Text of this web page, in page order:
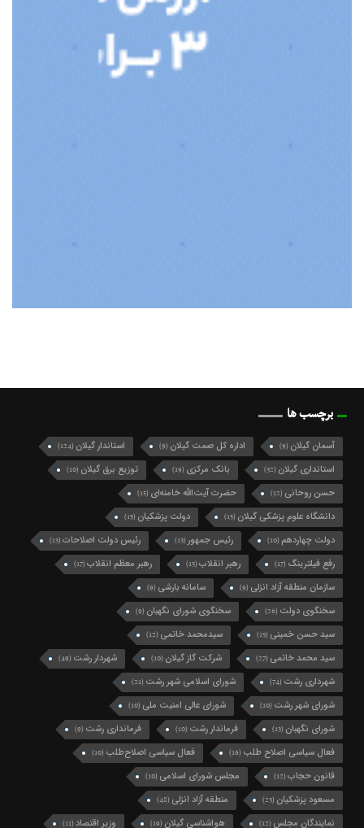
برچسب ها
آسمان گیلان (9) اداره کل صمت گیلان (9) استاندار گیلان (124)
استانداری گیلان (32) بانک مرکزی (19) توزیع برق گیلان (10)
حسن روحانی (12) حضرت آیت‌الله خامنه‌ای (15)
دانشگاه علوم پزشکی گیلان (15) دولت پزشکیان (15)
دولت چهاردهم (10) رئیس جمهور(13) رئیس دولت اصلاحات(13)
رفع فیلترینگ (17) رهبر انقلاب(15) رهبر معظم انقلاب(17)
سازمان منطقه آزاد انزلی (9) سامانه بارشی (9)
سخنگوی دولت (26) سخنگوی شورای نگهبان (9)
سید حسن خمینی (15) سیدمحمد خاتمی (12)
سید محمد خاتمی (27) شرکت گاز گیلان (10) شهردار رشت (49)
شهرداری رشت (74) شورای اسلامی شهر رشت (21)
شورای شهر رشت (10) شورای عالی امنیت ملی (10)
شورای نگهبان (13) فرماندار رشت (10) فرمانداری رشت (9)
فعال سیاسی اصلاح طلب (16) فعال سیاسی اصلاح‌طلب (10)
قانون حجاب(12) مجلس شورای اسلامی (10)
مسعود پزشکیان (23) منطقه آزاد انزلی (48)
نمایندگان مجلس (12) هواشناسی گیلان (19) وزیر اقتصاد(11)